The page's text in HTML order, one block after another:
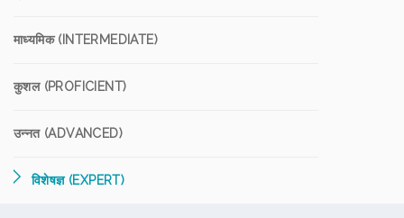
माध्यमिक (INTERMEDIATE)
कुशल (PROFICIENT)
उन्नत (ADVANCED)
विशेषज्ञ (EXPERT)